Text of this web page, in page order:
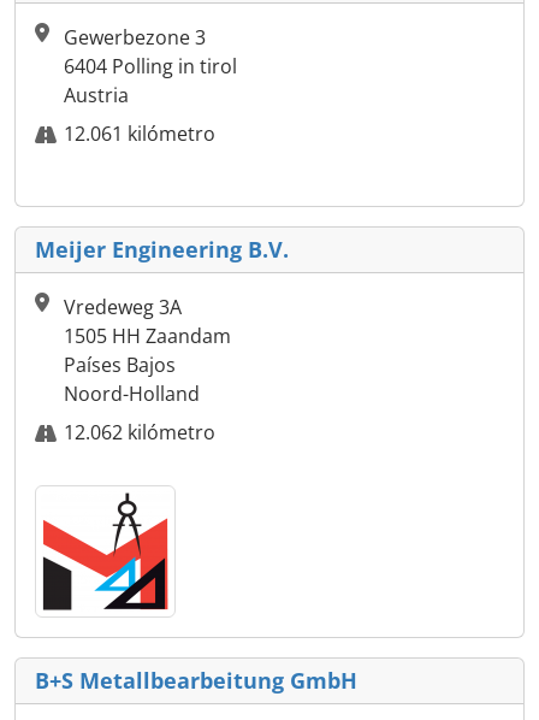
Gewerbezone 3
6404 Polling in tirol
Austria
12.061 kilómetro
Meijer Engineering B.V.
Vredeweg 3A
1505 HH Zaandam
Países Bajos
Noord-Holland
12.062 kilómetro
B+S Metallbearbeitung GmbH